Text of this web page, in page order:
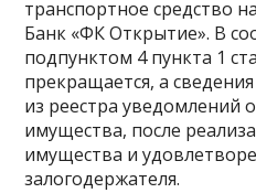
транспортное средство
Банк «ФК Открытие». В
подпунктом 4 пункта 1
прекращается, а
из реестра уведомлений
имущества, после
имущества и
залогодержателя.